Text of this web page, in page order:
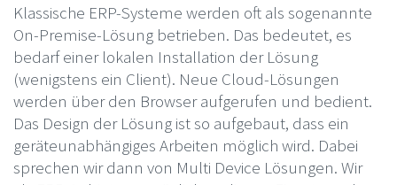
Klassische ERP-Systeme werden oft als sogenannte
On-Premise-Lösung betrieben. Das bedeutet, es
bedarf einer lokalen Installation der Lösung
(wenigstens ein Client). Neue Cloud-Lösungen
werden über den Browser aufgerufen und bedient.
Das Design der Lösung ist so aufgebaut, dass ein
geräteunabhängiges Arbeiten möglich wird. Dabei
sprechen wir dann von Multi Device Lösungen. Wir